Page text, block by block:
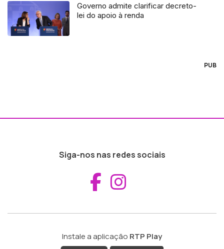
Governo admite clarificar decreto-
lei do apoio à renda
PUB
Siga-nos nas redes sociais
Aceder ao
Instale a aplicação RTP Play